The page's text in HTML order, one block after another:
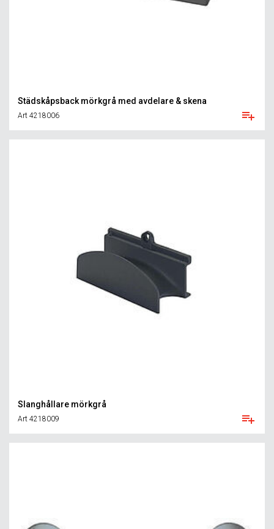
Städskåpsback mörkgrå med avdelare & skena
Art 4218006
Slanghållare mörkgrå
Art 4218009